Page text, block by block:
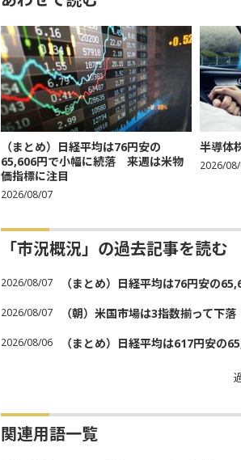
（まとめ）日経平均は76円安の
65,606円で小幅に続落 来週は米物
価指標に注目
2026/08/07
半導体
2026/
「市況概況」の過去記事を読む
2026/08/07 （まとめ）日経平均は76円安の
2026/08/07 （朝）米国市場は3指数揃って下
2026/08/06 （まとめ）日経平均は617円安
関連用語一覧